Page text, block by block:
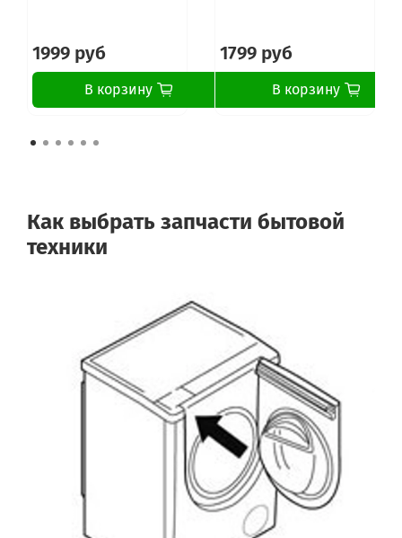
1999 руб
В корзину
1799 руб
В корзину
Как выбрать запчасти бытовой
техники